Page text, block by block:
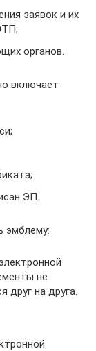
заявок и их
органов.
включает
ЭП.
эмблему:
не
друг на друга.